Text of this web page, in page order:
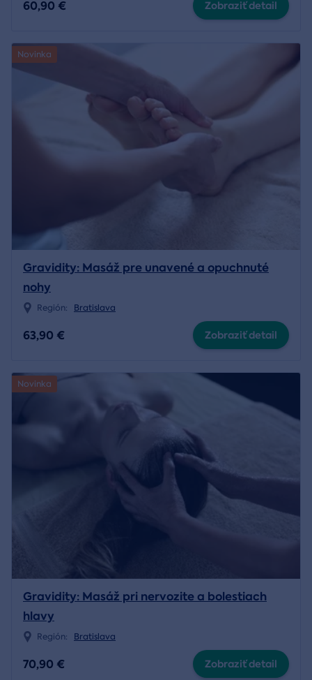
60,90 € Zobraziť detail
Novinka
Gravidity: Masáž pre unavené a opuchnuté
nohy
Región: Bratislava
63,90 € Zobraziť detail
Novinka
Gravidity: Masáž pri nervozite a bolestiach
hlavy
Región: Bratislava
70,90 € Zobraziť detail